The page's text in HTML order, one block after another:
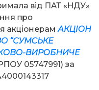
від ПАТ «НДУ»
про
акціонерам АКЦІОН
“СУМСЬКЕ
ВИРОБНИЧЕ
05747991) за